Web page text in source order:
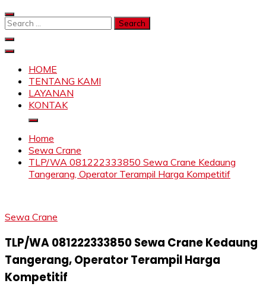
Skip
to
Search
SKYLIFTHOME
TENTANG KAMI
LAYANAN
KONTAK
Home
Sewa Crane
TLP/WA 081222333850 Sewa Crane Kedaung
Tangerang, Operator Terampil Harga Kompetitif
Sewa Crane
TLP/WA 081222333850 Sewa Crane Kedaung
Tangerang, Operator Terampil Harga
Kompetitif